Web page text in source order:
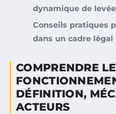
dynamique de
Conseils pratiques
dans un cadre légal
COMPRENDRE LE
DÉFINITION,
ACTEURS